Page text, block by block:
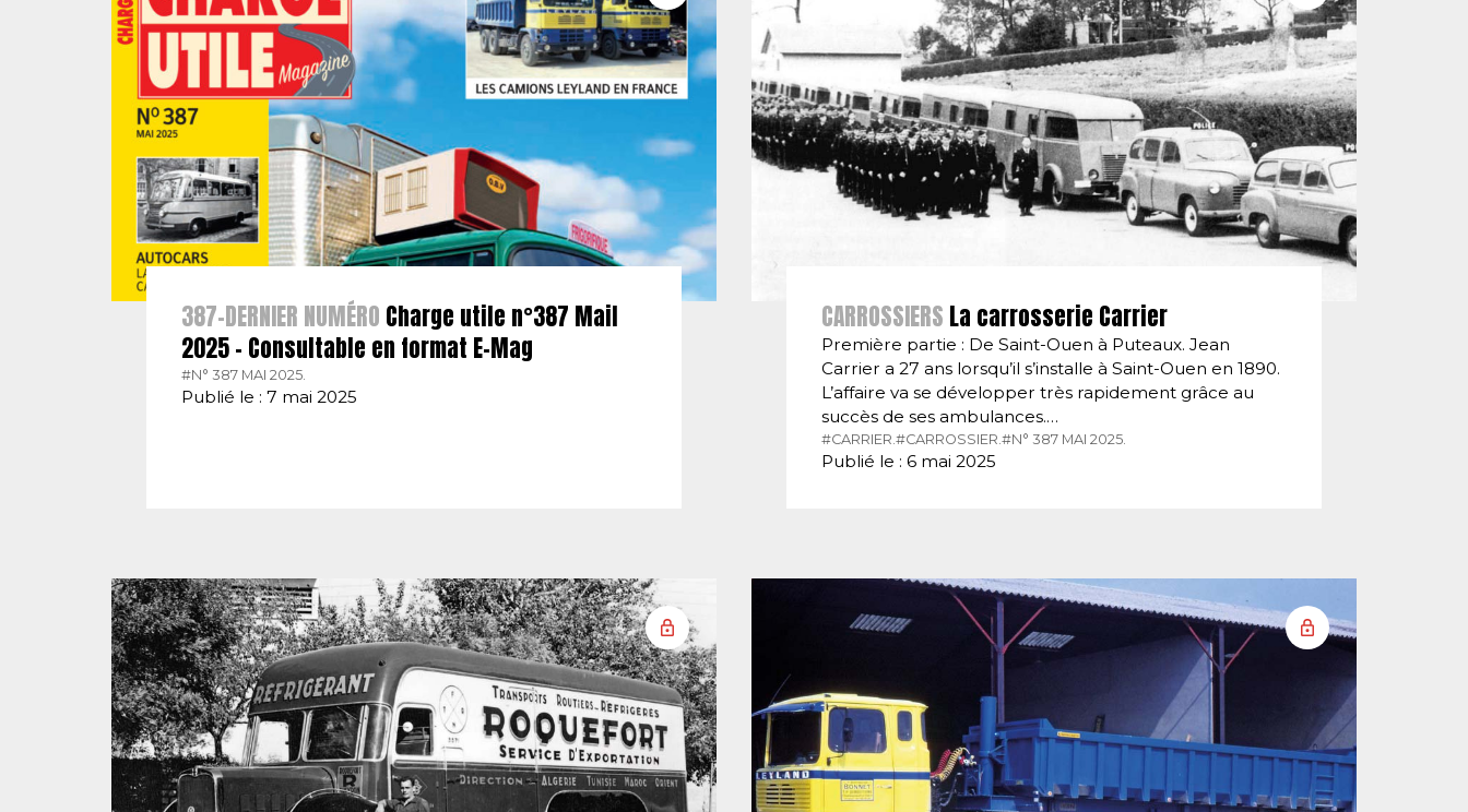
387-DERNIER NUMÉRO Charge utile n°387 Mail
2025 – Consultable en format E-Mag
#N° 387 MAI 2025.
Publié le : 7 mai 2025
CARROSSIERS La carrosserie Carrier
Première partie : De Saint-Ouen à Puteaux. Jean
Carrier a 27 ans lorsqu’il s’installe à Saint-Ouen en 1890.
L’affaire va se développer très rapidement grâce au
succès de ses ambulances.…
#CARRIER.#CARROSSIER.#N° 387 MAI 2025.
Publié le : 6 mai 2025